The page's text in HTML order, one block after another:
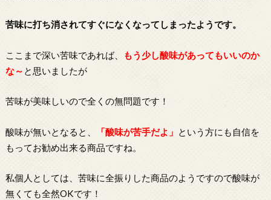
苦味に打ち消されてすぐになくなってしまったようです。
ここまで深い苦味であれば、
もう少し酸味があってもいいのか
な～ と思いましたが
苦味が美味しいので全くの無問題です！
酸味が無いとなると、 「酸味が苦手だよ」 という方にも自信を
もってお勧め出来る商品ですね。
私個人としては、苦味に全振りした商品のようですので酸味が
無くても全然OKです！